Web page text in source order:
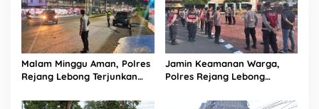
Malam Minggu Aman, Polres
Rejang Lebong Terjunkan
Rawan
Jamin Keamanan Warga,
Polres Rejang Lebong
Rawan Keramaian